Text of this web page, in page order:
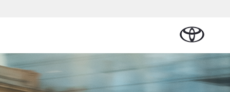
Cruiser
ELEKTRISCH
Plan een proefrit
Onderdelen &
Accessoires
Schade melden
Oplaadservice
Contact en
Route
Bedrijfswagens
Plan een
proefrit